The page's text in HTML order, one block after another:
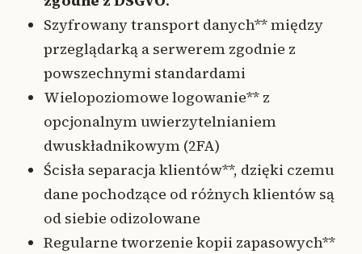
Szyfrowany transport danych** między
przeglądarką a serwerem zgodnie z
powszechnymi standardami
Wielopoziomowe logowanie** z
opcjonalnym uwierzytelnianiem
dwuskładnikowym (2FA)
Ścisła separacja klientów**, dzięki czemu
dane pochodzące od różnych klientów są
od siebie odizolowane
Regularne tworzenie kopii zapasowych**